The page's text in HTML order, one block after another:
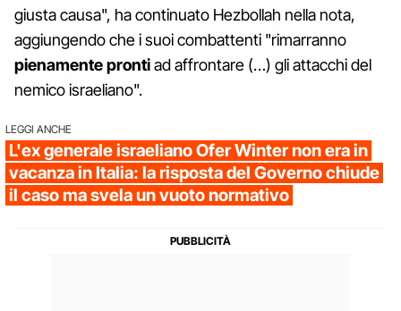
giusta causa", ha continuato Hezbollah nella nota,
aggiungendo che i suoi combattenti "rimarranno
pienamente prontiad affrontare (…) gli attacchi del
nemico israeliano".
LEGGI ANCHE
L'ex generale israeliano Ofer Winter non era in
vacanza in Italia: la risposta del Governo chiude
il caso ma svela un vuoto normativo